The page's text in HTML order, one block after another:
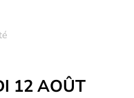
12 AOÛT